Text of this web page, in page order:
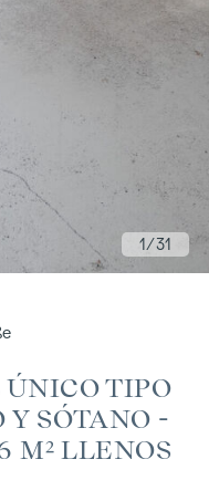
1/31
TIPO
Y SÓTANO -
M² LLENOS